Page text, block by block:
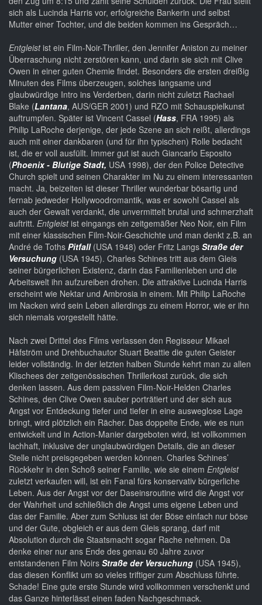
sich als Lucinda Harris vor, erfolgreiche Bankerin und selbst
Mutter einer Tochter, und die beiden kommen ins Gespräch…
Entgleistist ein Film-Noir-Thriller, den Jennifer Aniston zu meiner
Überraschung nicht zerstören kann, und darin sie sich mit Clive
Owen in einer guten Chemie findet. Besonders die ersten dreißig
Minuten des Films überzeugen, solches langsame und
glaubwürdige Intro ins Verderben, darin nicht zuletzt Rachael
Blake (Lantana, AUS/GER 2001) und RZO mit Schauspielkunst
auftrumpfen. Später ist Vincent Cassel (Hass, FRA 1995) als
Philip LaRoche derjenige, der jede Szene an sich reißt, allerdings
auch mit einer dankbaren (und für ihn typischen) Rolle bedacht
ist, die er voll ausfüllt. Immer gut ist auch Giancarlo Esposito
(Phoenix - Blutige Stadt, USA 1998), der den Police Detective
Church spielt und seinen Charakter im Nu zu einem interessanten
macht. Ja, beizeiten ist dieser Thriller wunderbar bösartig und
fernab jedweder Hollywoodromantik, was er sowohl Cassel als
auch der Gewalt verdankt, die unvermittelt brutal und schmerzhaft
auftritt. Entgleistist eingangs ein zeitgemäßer Neo Noir, ein Film
mit einer klassischen Film-Noir-Geschichte und man denkt z.B. an
André de Toths Pitfall(USA 1948) oder Fritz Langs Straße der
Versuchung (USA 1945). Charles Schines tritt aus dem Gleis
seiner bürgerlichen Existenz, darin das Familienleben und die
Arbeitswelt ihn aufzureiben drohen. Die attraktive Lucinda Harris
erscheint wie Nektar und Ambrosia in einem. Mit Philip LaRoche
im Nacken wird sein Leben allerdings zu einem Horror, wie er ihn
sich niemals vorgestellt hätte.
Nach zwei Drittel des Films verlassen den Regisseur Mikael
Håfström und Drehbuchautor Stuart Beattie die guten Geister
leider vollständig. In der letzten halben Stunde kehrt man zu allen
Klischees der zeitgenössischen Thrillerkost zurück, die sich
denken lassen. Aus dem passiven Film-Noir-Helden Charles
Schines, den Clive Owen sauber porträtiert und der sich aus
Angst vor Entdeckung tiefer und tiefer in eine ausweglose Lage
bringt, wird plötzlich ein Rächer. Das doppelte Ende, wie es nun
entwickelt und in Action-Manier dargeboten wird, ist vollkommen
lachhaft, inklusive der unglaubwürdigen Details, die an dieser
Stelle nicht preisgegeben werden können. Charles Schines’
Rückkehr in den Schoß seiner Familie, wie sie einem Entgleist
zuletzt verkaufen will, ist ein Fanal fürs konservativ bürgerliche
Leben. Aus der Angst vor der Daseinsroutine wird die Angst vor
der Wahrheit und schließlich die Angst ums eigene Leben und
das der Familie. Aber zum Schluss ist der Böse einfach nur böse
und der Gute, obgleich er aus dem Gleis sprang, darf mit
Absolution durch die Staatsmacht sogar Rache nehmen. Da
denke einer nur ans Ende des genau 60 Jahre zuvor
entstandenen Film Noirs Straße der Versuchung (USA 1945),
das diesen Konflikt um so vieles triftiger zum Abschluss führte.
Schade! Eine gute erste Stunde wird vollkommen verschenkt und
das Ganze hinterlässt einen faden Nachgeschmack.